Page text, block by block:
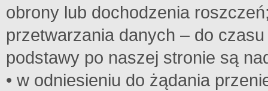
obrony lub dochodzenia
przetwarzania danych – do
podstawy po naszej stronie są
• w odniesieniu do żądania